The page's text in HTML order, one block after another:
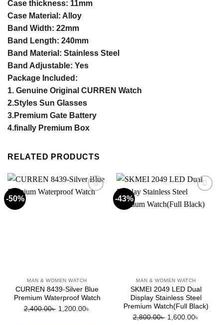
Case thickness: 11mm
Case Material: Alloy
Band Width: 22mm
Band Length: 240mm
Band Material: Stainless Steel
Band Adjustable: Yes
Package Included:
1. Genuine Original CURREN Watch
2.Styles Sun Glasses
3.Premium Gate Battery
4.finally Premium Box
RELATED PRODUCTS
-50%
MAN & WOMEN WATCH
CURREN 8439-Silver Blue
Premium Waterproof Watch
2,400.00৳ Original
1,200.00৳
-43%
wishlist
MAN & WOMEN WATCH
SKMEI 2049 LED Dual
Display Stainless Steel
Premium Watch(Full Black)
2,800.00৳ Original
1,600.00৳